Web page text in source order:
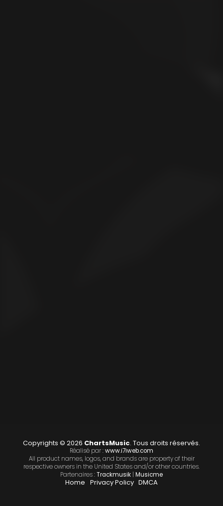
Copyrights © 2026 ChartsMusic. Tous droits réservés.
Réalisé par :www.i7iweb.com
All product names, logos, and brands are property of their
respective owners in the United States and/or other countries.
Partenaires :Trackmusik | Musicme
Home Privacy Policy DMCA